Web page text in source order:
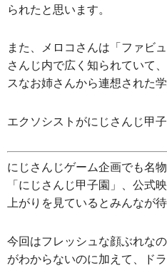
られたと思います。
また、メロコさんは「ファビ
さんじ内で広く知られていて
スなお姉さんから連想された学
エクソシストがにじさんじ甲
にじさんじゲーム企画でも名
「にじさんじ甲子園」、公式
上がりを見ているとみんなが
今回はフレッシュな顔ぶれな
がわからないのに加えて、ド